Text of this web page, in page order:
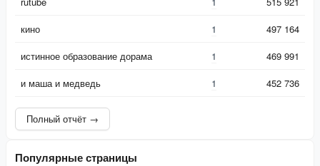
кино
1
497 164
истинное образование дорама
1
469 991
и маша и медведь
1 452 736
Полный отчёт →
Популярные страницы